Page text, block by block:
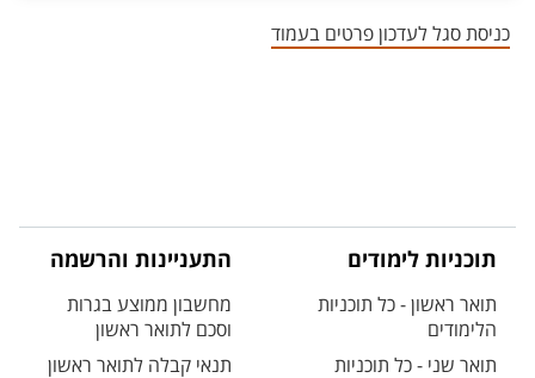
כניסת סגל לעדכון פרטים בעמוד
תוכניות לימודים
תואר ראשון - כל תוכניות
הלימודים
תואר שני - כל תוכניות
התעניינות והרשמה
מחשבון ממוצע בגרות
וסכם לתואר ראשון
תנאי קבלה לתואר ראשון